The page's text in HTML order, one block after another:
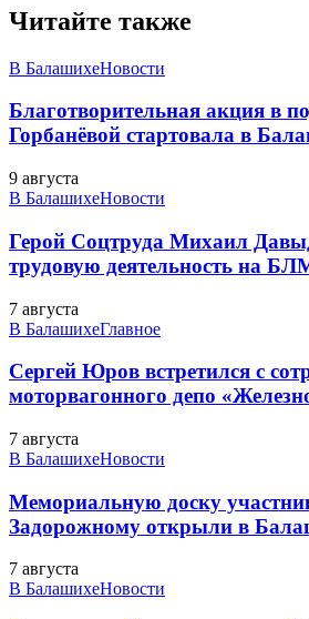
Читайте также
В БалашихеНовости
Благотворительная акция в
Горбанёвой стартовала в
9 августа
В БалашихеНовости
Герой Соцтруда Михаил
трудовую деятельность на
7 августа
В БалашихеГлавное
Сергей Юров встретился с
моторвагонного депо
7 августа
В БалашихеНовости
Мемориальную доску
Задорожному открыли в
7 августа
В БалашихеНовости